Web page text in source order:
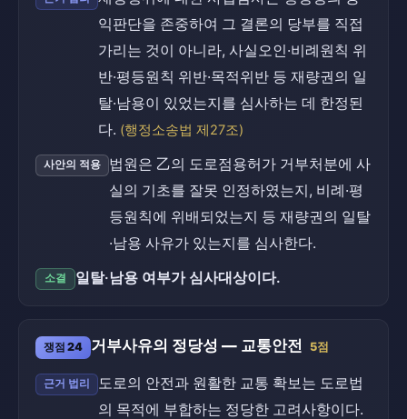
익판단을 존중하여 그 결론의 당부를 직접
가리는 것이 아니라, 사실오인·비례원칙 위
반·평등원칙 위반·목적위반 등 재량권의 일
탈·남용이 있었는지를 심사하는 데 한정된
다. (행정소송법 제27조)
사안의 적용
법원은 乙의 도로점용허가 거부처분에 사
실의 기초를 잘못 인정하였는지, 비례·평
등원칙에 위배되었는지 등 재량권의 일탈
·남용 사유가 있는지를 심사한다.
소결 일탈·남용 여부가 심사대상이다.
쟁점 24 거부사유의 정당성 — 교통안전 5점
근거 법리
도로의 안전과 원활한 교통 확보는 도로법
의 목적에 부합하는 정당한 고려사항이다.